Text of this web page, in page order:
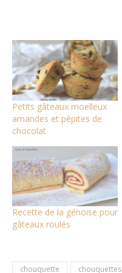
Petits gâteaux moelleux
amandes et pépites de
chocolat
Recette de la génoise pour
gâteaux roulés
chouquette chouquettes